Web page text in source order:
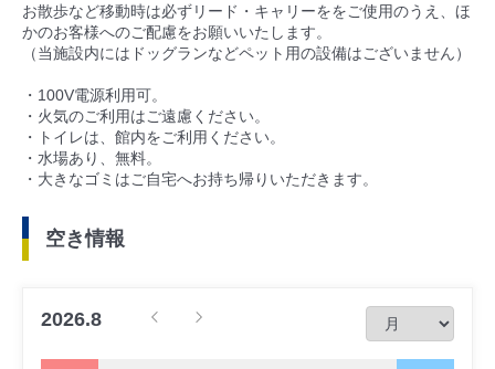
お散歩など移動時は必ずリード・キャリーををご使用のうえ、ほ
かのお客様へのご配慮をお願いいたします。
（当施設内にはドッグランなどペット用の設備はございません）
・100V電源利用可。
・火気のご利用はご遠慮ください。
・トイレは、館内をご利用ください。
・水場あり、無料。
・大きなゴミはご自宅へお持ち帰りいただきます。
空き情報
2026.8